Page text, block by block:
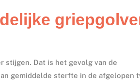
stijgen. Dat is het gevolg van de
gemiddelde sterfte in de afgelopen